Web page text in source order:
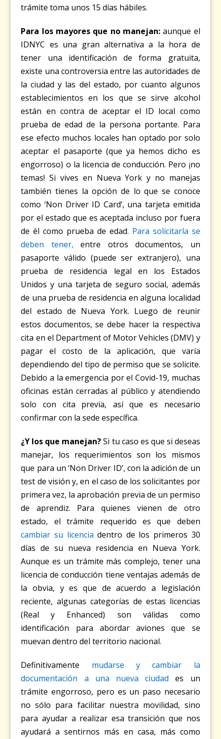
trámite toma unos 15 días hábiles.
Para los mayores que no manejan:aunque el
IDNYC es una gran alternativa a la hora de
tener una identificación de forma gratuita,
existe una controversia entre las autoridades de
la ciudad y las del estado, por cuanto algunos
establecimientos en los que se sirve alcohol
están en contra de aceptar el ID local como
prueba de edad de la persona portante. Para
ese efecto muchos locales han optado por solo
aceptar el pasaporte (que ya hemos dicho es
engorroso) o la licencia de conducción. Pero ¡no
temas! Si vives en Nueva York y no manejas
también tienes la opción de lo que se conoce
como ‘Non Driver ID Card’, una tarjeta emitida
por el estado que es aceptada incluso por fuera
de él como prueba de edad. Para solicitarla se
deben tener, entre otros documentos, un
pasaporte válido (puede ser extranjero), una
prueba de residencia legal en los Estados
Unidos y una tarjeta de seguro social, además
de una prueba de residencia en alguna localidad
del estado de Nueva York. Luego de reunir
estos documentos, se debe hacer la respectiva
cita en el Department of Motor Vehicles (DMV) y
pagar el costo de la aplicación, que varía
dependiendo del tipo de permiso que se solicite.
Debido a la emergencia por el Covid-19, muchas
oficinas están cerradas al público y atendiendo
solo con cita previa, así que es necesario
confirmar con la sede específica.
¿Y los que manejan?Si tu caso es que si deseas
manejar, los requerimientos son los mismos
que para un ‘Non Driver ID’, con la adición de un
test de visión y, en el caso de los solicitantes por
primera vez, la aprobación previa de un permiso
de aprendiz. Para quienes vienen de otro
estado, el trámite requerido es que deben
cambiar su licencia dentro de los primeros 30
días de su nueva residencia en Nueva York.
Aunque es un trámite más complejo, tener una
licencia de conducción tiene ventajas además de
la obvia, y es que de acuerdo a legislación
reciente, algunas categorías de estas licencias
(Real y Enhanced) son válidas como
identificación para abordar aviones que se
muevan dentro del territorio nacional.
Definitivamente mudarse y cambiar la
documentación a una nueva ciudad es un
trámite engorroso, pero es un paso necesario
no sólo para facilitar nuestra movilidad, sino
para ayudar a realizar esa transición que nos
ayudará a sentirnos más en casa, más como